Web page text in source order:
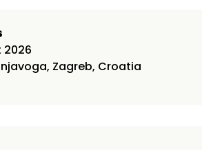
2026
Zagreb, Croatia